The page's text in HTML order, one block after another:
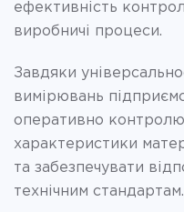
ефективність
виробничі процеси.
Завдяки
вимірювань
оперативно
характеристики
та забезпечувати
технічним стандартам.